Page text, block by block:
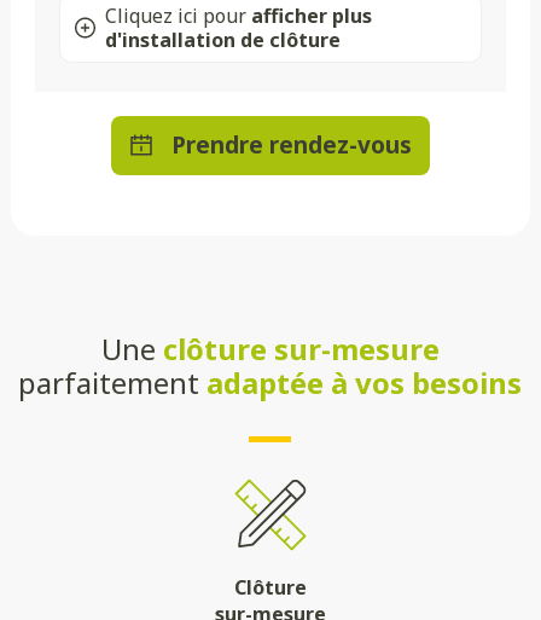
Cliquez ici pour afficher plus
d'installation de clôture
Prendre rendez-vous
Une clôture sur-mesure
parfaitement adaptée à vos besoins
Clôture
sur-mesure